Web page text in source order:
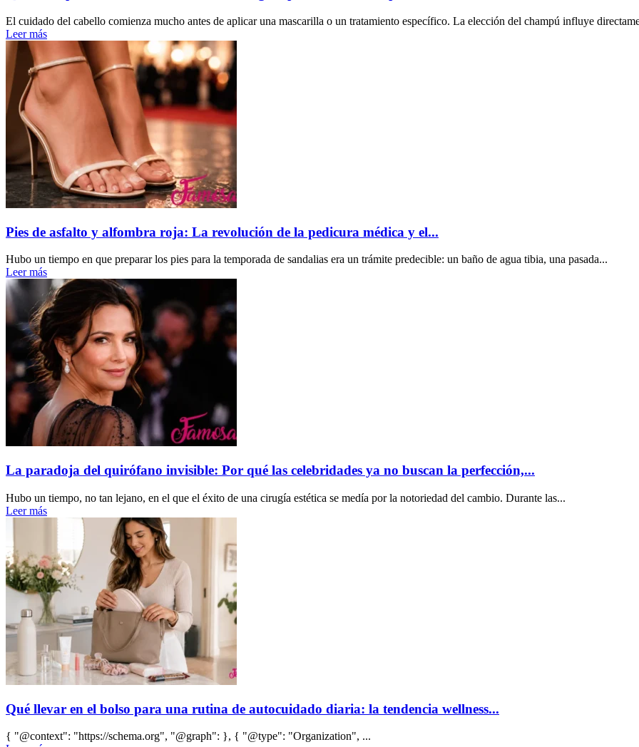
El cuidado del cabello comienza mucho antes de aplicar una mascarilla o un tratamiento específico. La elección del champú influye
Leer más
Pies de asfalto y alfombra roja: La revolución de la pedicura médica y el...
Hubo un tiempo en que preparar los pies para la temporada de sandalias era un trámite predecible: un baño de agua tibia, una pasada...
Leer más
La paradoja del quirófano invisible: Por qué las celebridades ya no buscan la perfección,...
Hubo un tiempo, no tan lejano, en el que el éxito de una cirugía estética se medía por la notoriedad del cambio. Durante las...
Leer más
Qué llevar en el bolso para una rutina de autocuidado diaria: la tendencia wellness...
{ "@context": "https://schema.org", "@graph": }, { "@type": "Organization", ...